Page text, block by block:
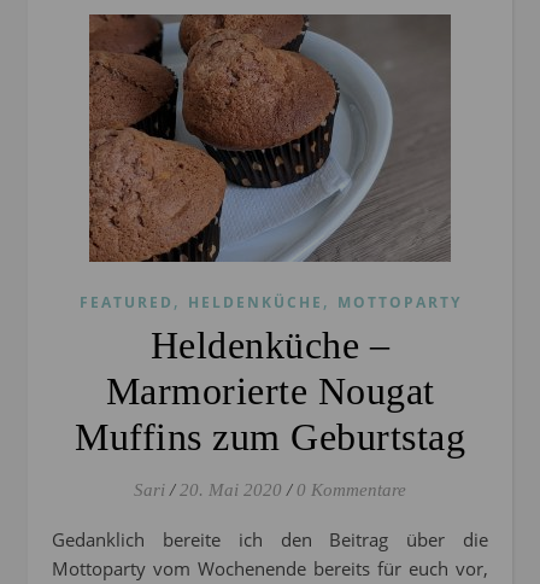
FEATURED , HELDENKÜCHE , MOTTOPARTY
Heldenküche –
Marmorierte Nougat
Muffins zum Geburtstag
Sari / 20. Mai 2020 / 0 Kommentare
Gedanklich bereite ich den Beitrag über die
Mottoparty vom Wochenende bereits für euch vor,